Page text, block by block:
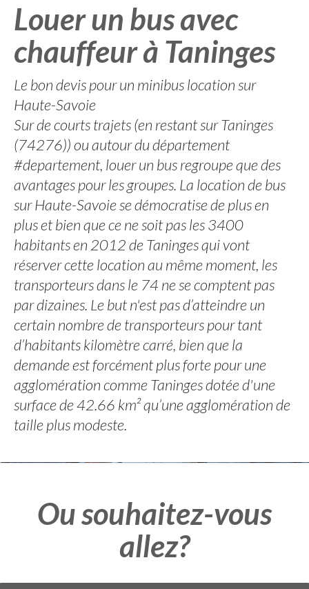
Louer un bus avec
chauffeur à Taninges
Le bon devis pour un minibus location sur
Haute-Savoie
Sur de courts trajets (en restant sur Taninges
(74276)) ou autour du département
#departement, louer un bus regroupe que des
avantages pour les groupes. La location de bus
sur Haute-Savoie se démocratise de plus en
plus et bien que ce ne soit pas les 3400
habitants en 2012 de Taninges qui vont
réserver cette location au même moment, les
transporteurs dans le 74 ne se comptent pas
par dizaines. Le but n'est pas d’atteindre un
certain nombre de transporteurs pour tant
d’habitants kilomètre carré, bien que la
demande est forcément plus forte pour une
agglomération comme Taninges dotée d'une
surface de 42.66 km² qu’une agglomération de
taille plus modeste.
Ou souhaitez-vous
allez?